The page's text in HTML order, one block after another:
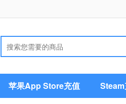
苹果App Store充值